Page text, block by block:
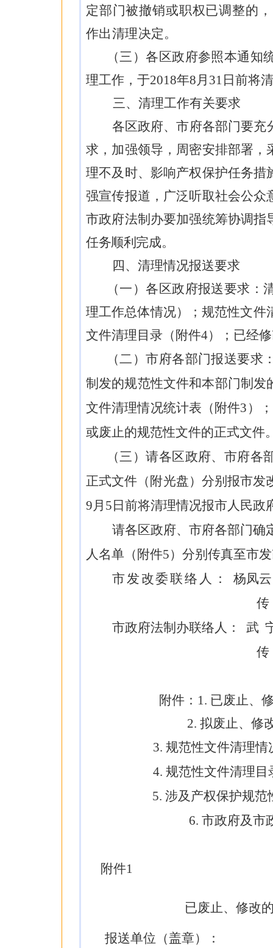
定部门被撤销或职权已调整的
作出清理决定。
（三）各区政府参照本通
理工作，于2018年8月 31 日前将
三、清理工作有关要求
各区政府、市府各部门要充
求， 加强领导， 周密安排部署
理不及时、影响产权保护任务
强宣传报道，广泛听取社会公
市政府法制办要加强统筹协调
任务顺利完成。
四、 清理情况报送要求
（一）各区政府报送要求：
理工作总体情况）；规范性文件
文件清理目录（附件4）；已经
（二）市府各部门报送要求
制发的规范性文件和本部门制
文件清理情况统计表（附件3 ）
或废止的规范性文件的正式文件
（三）请各区政府、市府各
正式文件（附光盘）分别报市发
9月 5 日前将清理情况报市人民政
请各区政府、 市府各部门确
人名单（附件5）分别传真至市
市发改委联络人：
杨凤
传
市政府法制办联络人： 武
传
附件： 1. 已废止、
2. 拟废止、修
3. 规范性文件清理情
4. 规范性文件清理目
5. 涉及产权保护规范
6. 市政府及市
附件1
已废止、修改
报送单位（盖章）：